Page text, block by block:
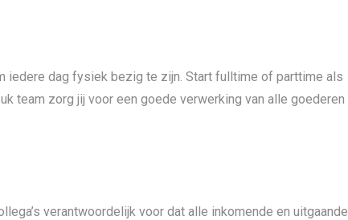
iedere dag fysiek bezig te zijn. Start fulltime of parttime als
team zorg jij voor een goede verwerking van alle goederen
verantwoordelijk voor dat alle inkomende en uitgaande